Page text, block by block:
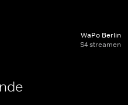
WaPo Berlin
S4 streamen